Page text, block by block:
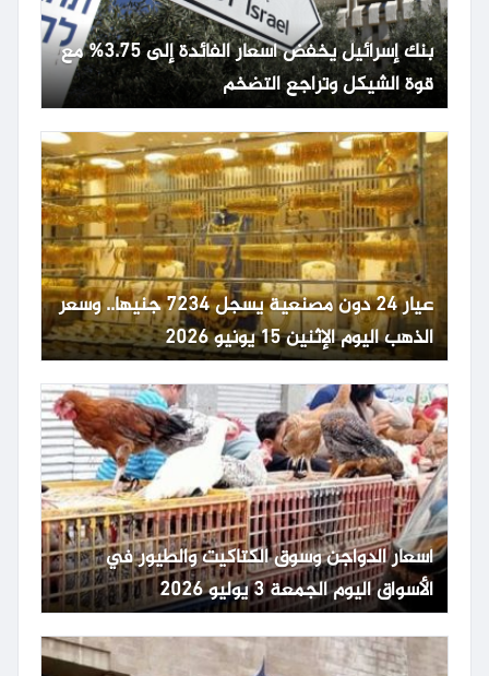
بنك إسرائيل يخفض أسعار الفائدة إلى 3.75% مع
قوة الشيكل وتراجع التضخم
عيار 24 دون مصنعية يسجل 7234 جنيها.. وسعر
الذهب اليوم الإثنين 15 يونيو 2026
أسعار الدواجن وسوق الكتاكيت والطيور في
الأسواق اليوم الجمعة 3 يوليو 2026